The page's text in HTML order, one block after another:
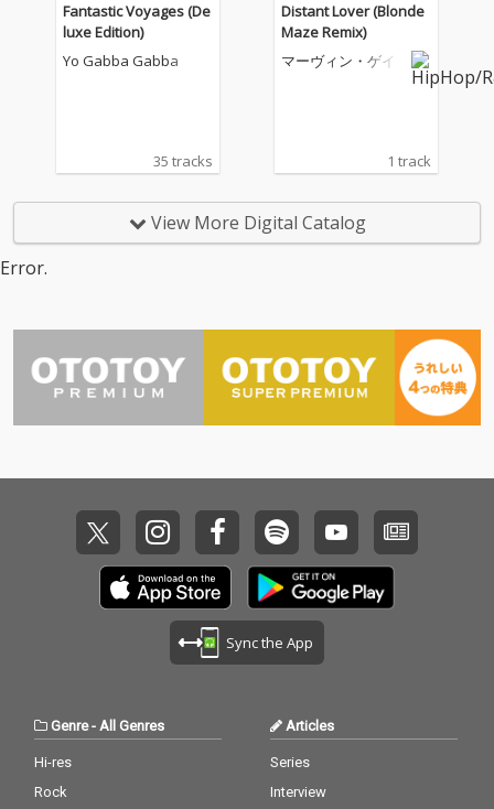
Fantastic Voyages (De
luxe Edition)
Yo Gabba Gabba
35 tracks
Distant Lover (Blonde
Maze Remix)
マーヴィン・ゲイ
1 track
View More Digital Catalog
Error.
Sync the App
Genre- All Genres
Hi-res
Rock
Articles
Series
Interview